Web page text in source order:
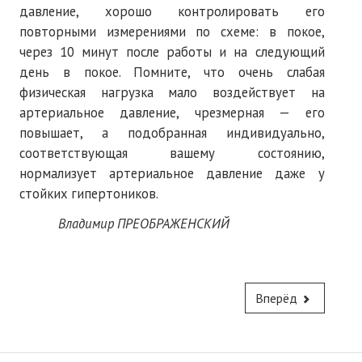
давление, хорошо контролировать его
повторными измерениями по схеме: в покое,
через 10 минут после работы и на следующий
день в покое. Помните, что очень слабая
физическая нагрузка мало воздействует на
артериальное давление, чрезмерная — его
повышает, а подобранная индивидуально,
соответствующая вашему состоянию,
нормализует артериальное давление даже у
стойких гипертоников.
Владимир ПРЕОБРАЖЕНСКИЙ
Вперёд